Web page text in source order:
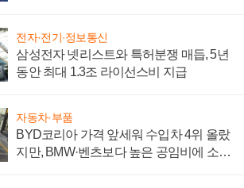
전자·전기·정보통신
삼성전자 넷리스트와 특허분쟁 매듭, 5년
동안 최대 1.3조 라이선스비 지급
자동차·부품
BYD코리아 가격 앞세워 수입차 4위 올랐
지만, BMW·벤츠보다 높은 공임비에 소비